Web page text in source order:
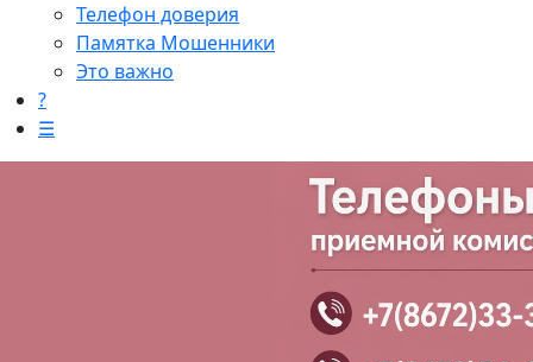
Телефон доверия
Памятка Мошенники
Это важно
?
☰